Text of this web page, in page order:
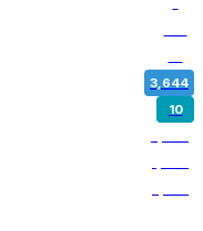
3,644
10